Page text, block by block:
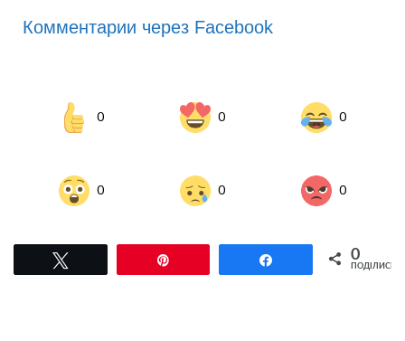
Комментарии через Facebook
0 0 0
0 0 0
Поділитися0
ПОДІЛИСЬ